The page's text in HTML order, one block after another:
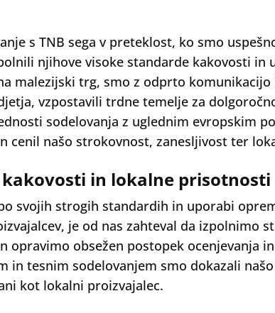
s TNB sega v preteklost, ko smo
njihove visoke standarde kakovosti in
malezijski trg, smo z odprto komunikacijo
vzpostavili trdne temelje za
sodelovanja z uglednim evropskim
cenil našo strokovnost, zanesljivost ter
in lokalne prisotnosti
svojih strogih standardih in uporabi
je od nas zahteval da izpolnimo
opravimo obsežen postopek ocenjevanja
in tesnim sodelovanjem smo dokazali
kot lokalni proizvajalec.